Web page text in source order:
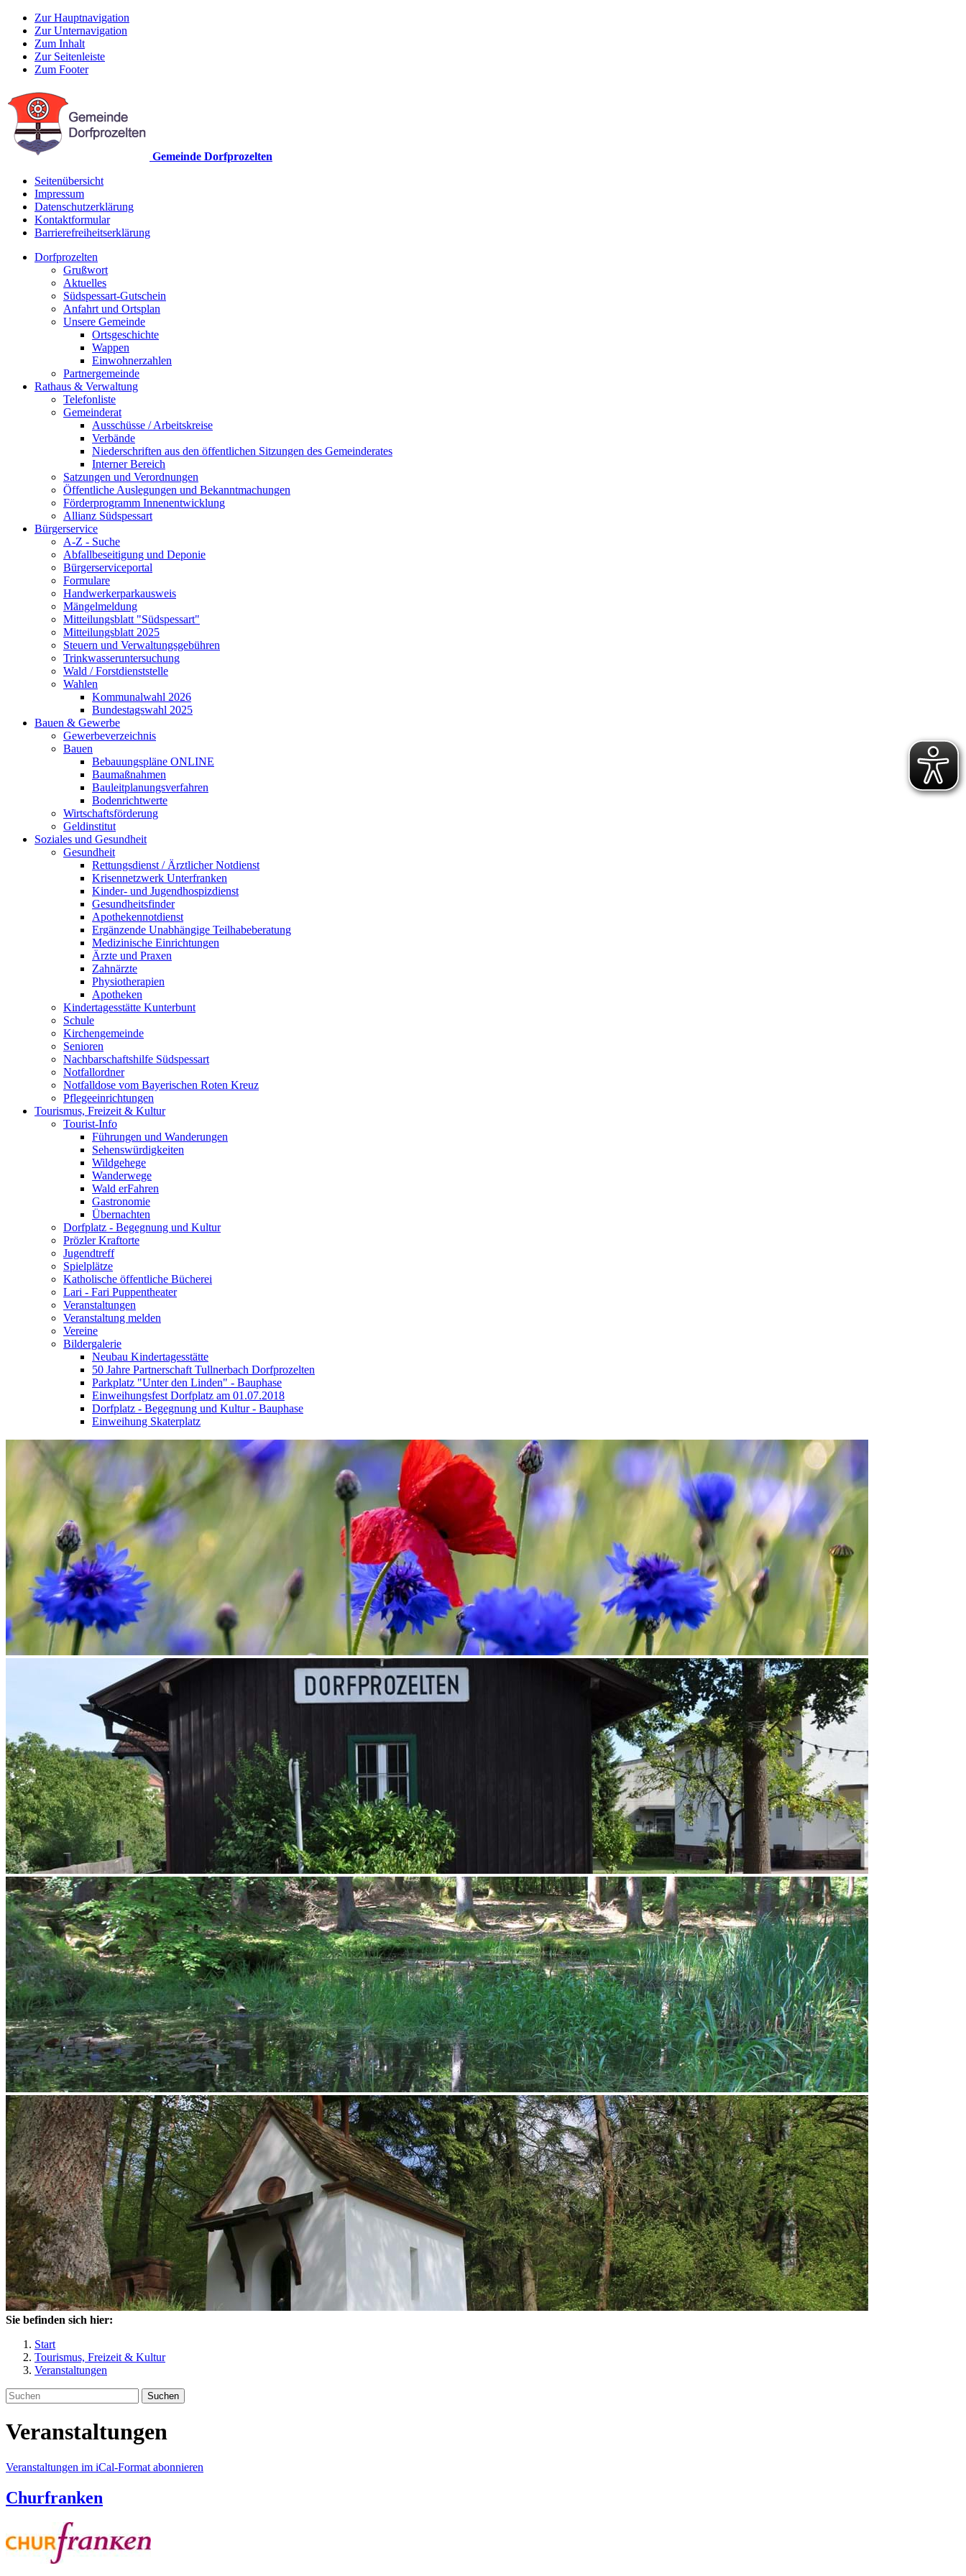
Zur Hauptnavigation
Zur Unternavigation
Zum Inhalt
Zur Seitenleiste
Zum Footer
Gemeinde Dorfprozelten
Seitenübersicht
Impressum
Datenschutzerklärung
Kontaktformular
Barrierefreiheitserklärung
Dorfprozelten
Grußwort
Aktuelles
Südspessart-Gutschein
Anfahrt und Ortsplan
Unsere Gemeinde
Ortsgeschichte
Wappen
Einwohnerzahlen
Partnergemeinde
Rathaus & Verwaltung
Telefonliste
Gemeinderat
Ausschüsse / Arbeitskreise
Verbände
Niederschriften aus den öffentlichen Sitzungen des Gemeinderates
Interner Bereich
Satzungen und Verordnungen
Öffentliche Auslegungen und Bekanntmachungen
Förderprogramm Innenentwicklung
Allianz Südspessart
Bürgerservice
A-Z - Suche
Abfallbeseitigung und Deponie
Bürgerserviceportal
Formulare
Handwerkerparkausweis
Mängelmeldung
Mitteilungsblatt "Südspessart"
Mitteilungsblatt 2025
Steuern und Verwaltungsgebühren
Trinkwasseruntersuchung
Wald / Forstdienststelle
Wahlen
Kommunalwahl 2026
Bundestagswahl 2025
Bauen & Gewerbe
Gewerbeverzeichnis
Bauen
Bebauungspläne ONLINE
Baumaßnahmen
Bauleitplanungsverfahren
Bodenrichtwerte
Wirtschaftsförderung
Geldinstitut
Soziales und Gesundheit
Gesundheit
Rettungsdienst / Ärztlicher Notdienst
Krisennetzwerk Unterfranken
Kinder- und Jugendhospizdienst
Gesundheitsfinder
Apothekennotdienst
Ergänzende Unabhängige Teilhabeberatung
Medizinische Einrichtungen
Ärzte und Praxen
Zahnärzte
Physiotherapien
Apotheken
Kindertagesstätte Kunterbunt
Schule
Kirchengemeinde
Senioren
Nachbarschaftshilfe Südspessart
Notfallordner
Notfalldose vom Bayerischen Roten Kreuz
Pflegeeinrichtungen
Tourismus, Freizeit & Kultur
Tourist-Info
Führungen und Wanderungen
Sehenswürdigkeiten
Wildgehege
Wanderwege
Wald erFahren
Gastronomie
Übernachten
Dorfplatz - Begegnung und Kultur
Prözler Kraftorte
Jugendtreff
Spielplätze
Katholische öffentliche Bücherei
Lari - Fari Puppentheater
Veranstaltungen
Veranstaltung melden
Vereine
Bildergalerie
Neubau Kindertagesstätte
50 Jahre Partnerschaft Tullnerbach Dorfprozelten
Parkplatz "Unter den Linden" - Bauphase
Einweihungsfest Dorfplatz am 01.07.2018
Dorfplatz - Begegnung und Kultur - Bauphase
Einweihung Skaterplatz
Sie befinden sich hier:
Start
Tourismus, Freizeit & Kultur
Veranstaltungen
Suchen
Veranstaltungen
Veranstaltungen im iCal-Format abonnieren
Churfranken